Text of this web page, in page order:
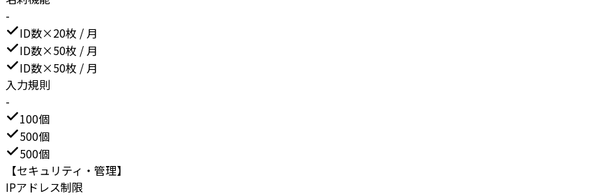
-
ID数×20枚 / 月
ID数×50枚 / 月
ID数×50枚 / 月
入力規則
-
100個
500個
500個
【セキュリティ・管理】
IPアドレス制限